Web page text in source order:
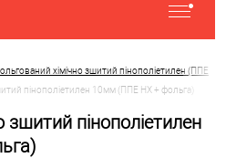
хімічно зшитий пінополіетилен (ППЕ
пінополіетилен 10мм (ППЕ НХ + фольга)
зшитий пінополіетилен